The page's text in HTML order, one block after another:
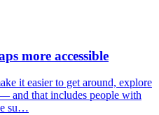
more accessible
it easier to get around, explore
and that includes people with
su…